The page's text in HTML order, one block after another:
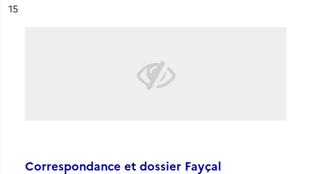
n°
15
Correspondance et dossier Fayçal